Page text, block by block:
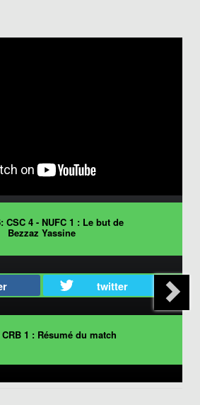
CSC 4 - NUFC 1 : Le but de
Bezzaz Yassine
twitter
CRB 1 : Résumé du match